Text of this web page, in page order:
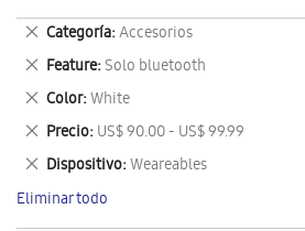
Categoría Accesorios
Eliminar
este
artículo
Feature Solo bluetooth
Eliminar
este
artículo
Color White
Eliminar
este
artículo
Precio US$ 90.00 - US$ 99.99
Eliminar
este
artículo
Dispositivo Weareables
Eliminar
este
artículo
Eliminar todo